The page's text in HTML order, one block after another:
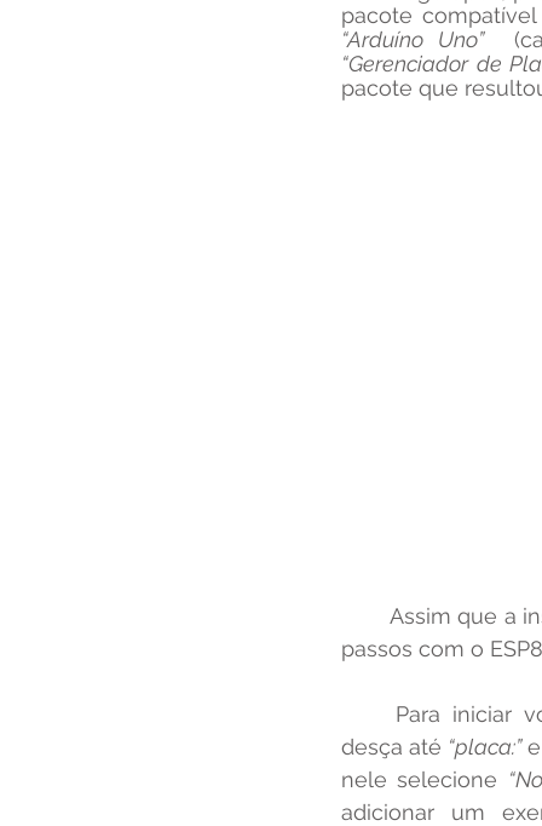
pacote
“Arduíno Uno”
“Gerenciador de
pacote que
	Assim que a instalação estiver finalizada, você pode começar a dar seus primeiros
passos com o
Para
desça até “placa:” e
nele selecione
adicionar um